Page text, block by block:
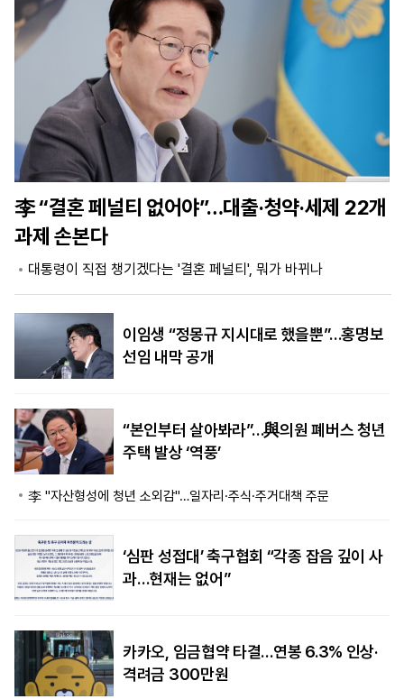
마
켓
파
운
세
골
프
李 “결혼 페널티 없어야”…대출·청약·세제 22개
과제 손본다
대통령이 직접 챙기겠다는 '결혼 페널티', 뭐가 바뀌나
이임생 “정몽규 지시대로 했을뿐”…홍명보
선임 내막 공개
“본인부터 살아봐라”…與의원 폐버스 청년
주택 발상 ‘역풍’
李 "자산형성에 청년 소외감"…일자리·주식·주거대책 주문
‘심판 성접대’ 축구협회 “각종 잡음 깊이 사
과…현재는 없어”
카카오, 임금협약 타결…연봉 6.3% 인상·
격려금 300만원